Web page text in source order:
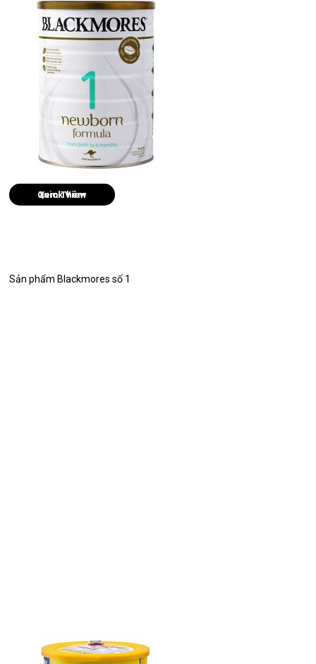
Quick View
Sản phẩm Blackmores số 1